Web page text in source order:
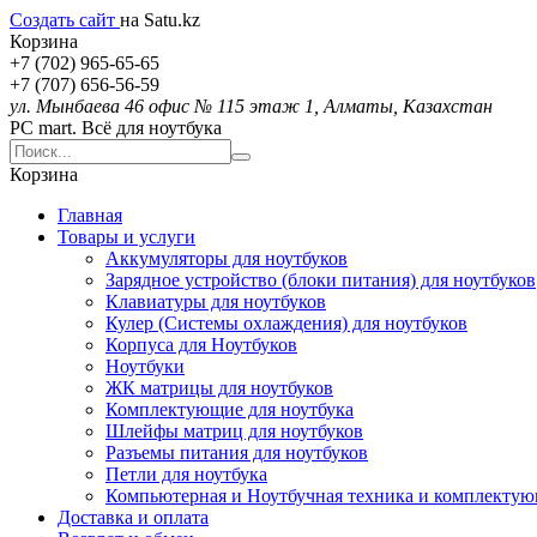
Создать сайт на Satu.kz
Корзина
+7 (702) 965-65-65
+7 (707) 656-56-59
ул. Мынбаева 46 офис № 115 этаж 1, Алматы, Казахстан
PC mart. Всё для ноутбука
Корзина
Главная
Товары и услуги
Аккумуляторы для ноутбуков
Зарядное устройство (блоки питания) для ноутбуков
Клавиатуры для ноутбуков
Кулер (Системы охлаждения) для ноутбуков
Корпуса для Ноутбуков
Ноутбуки
ЖК матрицы для ноутбуков
Комплектующие для ноутбука
Шлейфы матриц для ноутбуков
Разъемы питания для ноутбуков
Петли для ноутбука
Компьютерная и Ноутбучная техника и
Доставка и оплата